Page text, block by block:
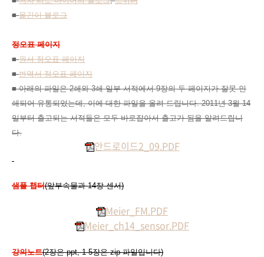
■옮긴이 블로그
정오표 페이지
■원서 정오표 페이지
■번역서 정오표 페이지
■ 아래의 파일은 2쇄와 3쇄 일부 서적에서 9장의 두 페이지가 잘못 인
쇄되어 유통되었는데, 이에 대한 파일을 올려 드립니다. 2011년 3월 14
일부터 출고되는 서적들은 모두 바로잡아서 출고가 됨을 알려드립니
다.
안드로이드2_09.PDF
샘플 챕터(앞부속물과 14장 센서)
Meier_FM.PDF
Meier_ch14_sensor.PDF
강의노트(2장은 ppt, 1-5장은 zip 파일입니다)